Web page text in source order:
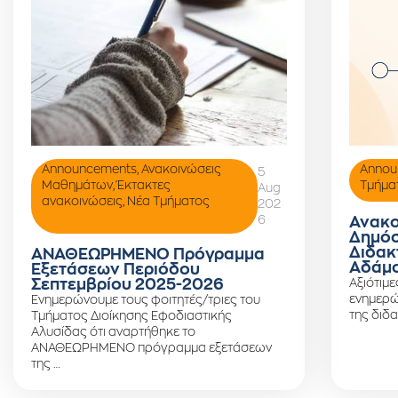
Announcements Ανακοινώσεις
Μαθημάτων,Έκτακτες
ανακοινώσεις
Νέα Τμήματος
5
Aug
202
6
ΑΝΑΘΕΩΡΗΜΕΝΟ Πρόγραμμα
Εξετάσεων Περιόδου
Σεπτεμβρίου 2025-2026
Ενημερώνουμε τους φοιτητές/τριες του
Τμήματος Διοίκησης Εφοδιαστικής
Αλυσίδας ότι αναρτήθηκε το
ΑΝΑΘΕΩΡΗΜΕΝΟ πρόγραμμα εξετάσεων
της …
της